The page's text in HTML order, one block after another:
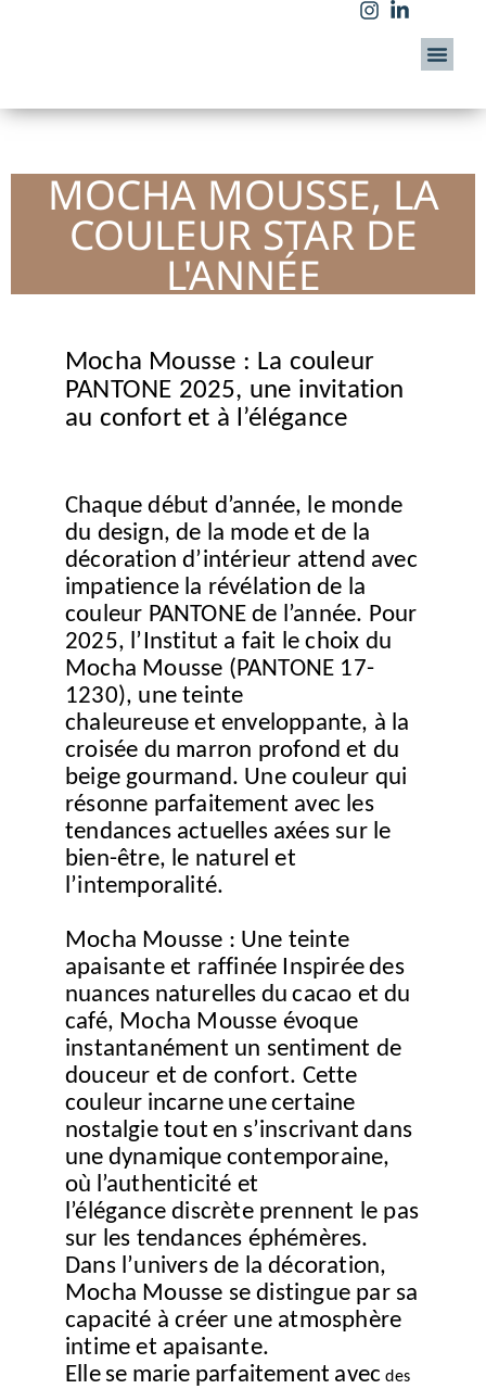
MOCHA MOUSSE, LA
COULEUR STAR DE
L'ANNÉE
Mocha Mousse : La couleur
PANTONE 2025, une invitation
au confort et à l’élégance
Chaque début d’année, le monde
du design, de la mode et de la
décoration d’intérieur attend avec
impatience la révélation de la
couleur PANTONE de l’année. Pour
2025, l’Institut a fait le choix du
Mocha Mousse (PANTONE 17-
1230), une teinte
chaleureuse et enveloppante, à la
croisée du marron profond et du
beige gourmand. Une couleur qui
résonne parfaitement avec les
tendances actuelles axées sur le
bien-être, le naturel et
l’intemporalité.
Mocha Mousse : Une teinte
apaisante et raffinée Inspiréedes
nuances naturelles du cacao et du
café, Mocha Mousse évoque
instantanément un sentiment de
douceur et de confort. Cette
couleur incarne unecertaine
nostalgie tout en s’inscrivant dans
une dynamique contemporaine,
où l’authenticité et
l’élégancediscrète prennent le pas
sur les tendances éphémères.
Dans l’univers de la décoration,
Mocha Mousse se distingue par sa
capacité à créer une atmosphère
intime et apaisante.
Elle se marie parfaitement avec des